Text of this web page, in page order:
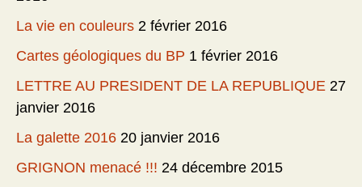
La vie en couleurs 2 février 2016
Cartes géologiques du BP 1 février 2016
LETTRE AU PRESIDENT DE LA REPUBLIQUE 27
janvier 2016
La galette 2016 20 janvier 2016
GRIGNON menacé !!! 24 décembre 2015